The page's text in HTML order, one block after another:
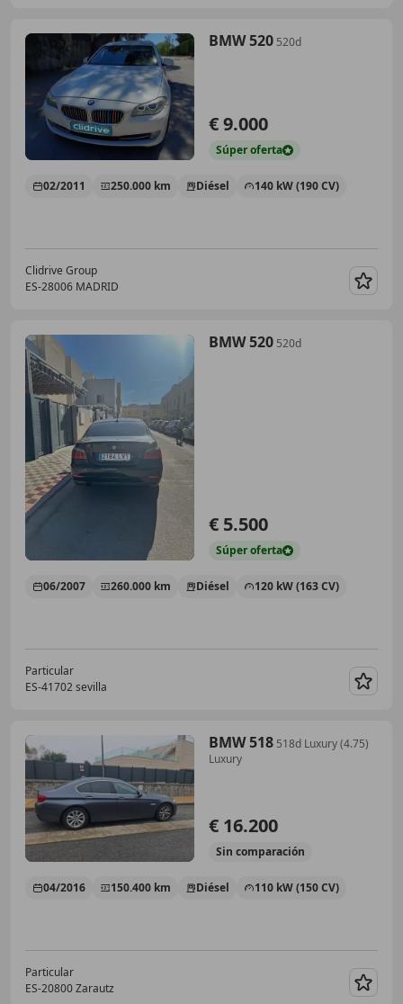
BMW 520 520d
€ 9.000
Súperoferta
02/2011 250.000 km Diésel 140 kW (190 CV)
Clidrive Group
ES-28006 MADRID
BMW 520 520d
€ 5.500
Súperoferta
06/2007 260.000 km Diésel 120 kW (163 CV)
Particular
ES-41702 sevilla
BMW 518 518d Luxury (4.75)
Luxury
€ 16.200
Sin comparación
04/2016 150.400 km Diésel 110 kW (150 CV)
Particular
ES-20800 Zarautz